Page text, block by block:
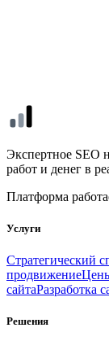
Экспертное SEO
работ и денег в
Платформа
Услуги
Стратегический
продвижение
сайтаРазработка
Решения